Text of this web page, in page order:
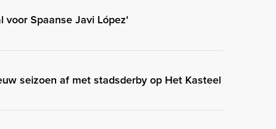
voor Spaanse Javi López'
seizoen af met stadsderby op Het Kasteel